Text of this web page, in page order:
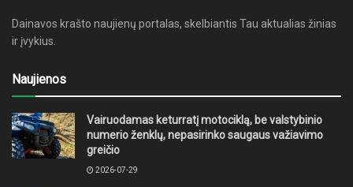
Dainavos krašto naujienų portalas, skelbiantis Tau aktualias žinias
ir įvykius.
Naujienos
Vairuodamas keturratį motociklą, be valstybinio
numerio ženklų, nepasirinko saugaus važiavimo
greičio
2026-07-29